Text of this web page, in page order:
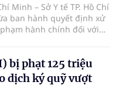
Minh – Sở Y tế TP. Hồ Chí
ban hành quyết định xử
hành chính đối với
Ánh Dương, với tổng số
triệu đồng do nhiều vi
hoạt động khám, chữa
bị phạt 125 triệu
dịch ký quỹ vượt